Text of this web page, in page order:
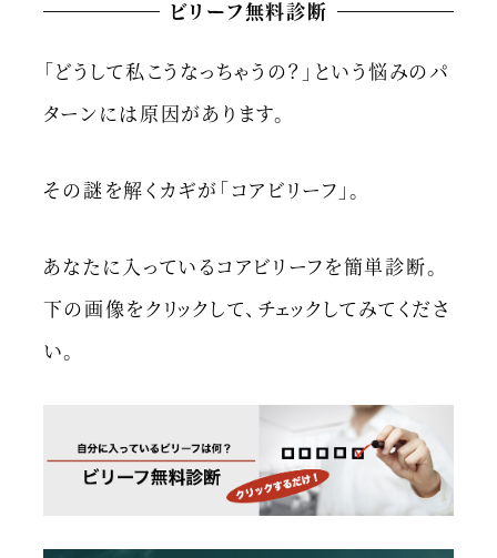
ビリーフ無料診断
「どうして私こうなっちゃうの？」という悩みのパ
ターンには原因があります。
その謎を解くカギが「コアビリーフ」。
あなたに入っているコアビリーフを簡単診断。
下の画像をクリックして、チェックしてみてくださ
い。